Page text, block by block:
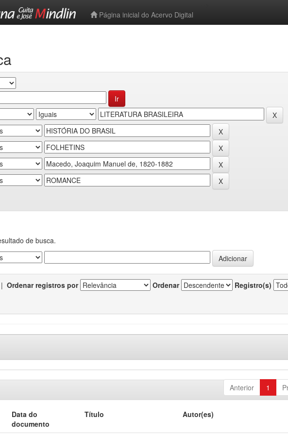
Página inicial do Acervo Digital
de busca.
| Ordenar registros por Ordenar Registro(s)
Anterior 1
Data do
documento
Título Autor(es)